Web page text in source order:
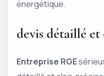
énergétique.
devis détaillé
Entreprise RGE